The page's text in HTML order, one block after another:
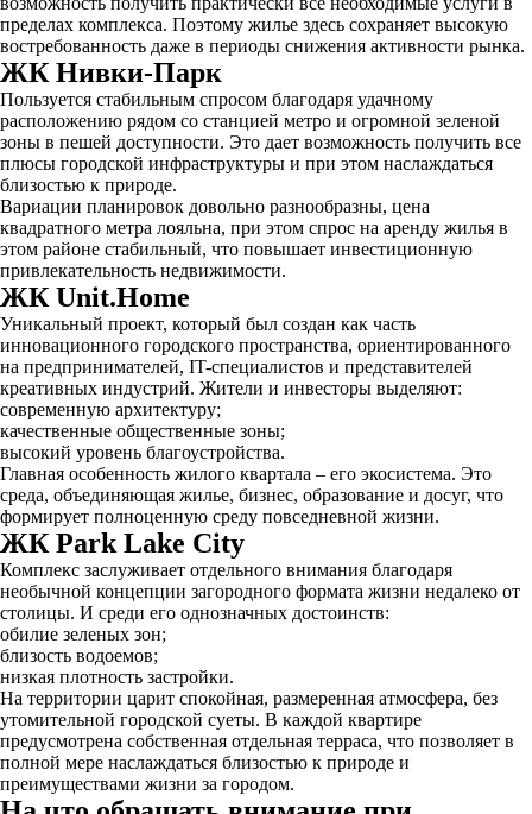
пределах комплекса. Поэтому жилье здесь сохраняет высокую
востребованность даже в периоды снижения активности рынка.
ЖК Нивки-Парк
Пользуется стабильным спросом благодаря удачному
расположению рядом со станцией метро и огромной зеленой
зоны в пешей доступности. Это дает возможность получить все
плюсы городской инфраструктуры и при этом наслаждаться
близостью к природе.
Вариации планировок довольно разнообразны, цена
квадратного метра лояльна, при этом спрос на аренду жилья в
этом районе стабильный, что повышает инвестиционную
привлекательность недвижимости.
ЖК Unit.Home
Уникальный проект, который был создан как часть
инновационного городского пространства, ориентированного
на предпринимателей, IT-специалистов и представителей
креативных индустрий. Жители и инвесторы выделяют:
современную архитектуру;
качественные общественные зоны;
высокий уровень благоустройства.
Главная особенность жилого квартала – его экосистема. Это
среда, объединяющая жилье, бизнес, образование и досуг, что
формирует полноценную среду повседневной жизни.
ЖК Park Lake City
Комплекс заслуживает отдельного внимания благодаря
необычной концепции загородного формата жизни недалеко от
столицы. И среди его однозначных достоинств:
обилие зеленых зон;
близость водоемов;
низкая плотность застройки.
На территории царит спокойная, размеренная атмосфера, без
утомительной городской суеты. В каждой квартире
предусмотрена собственная отдельная терраса, что позволяет в
полной мере наслаждаться близостью к природе и
преимуществами жизни за городом.